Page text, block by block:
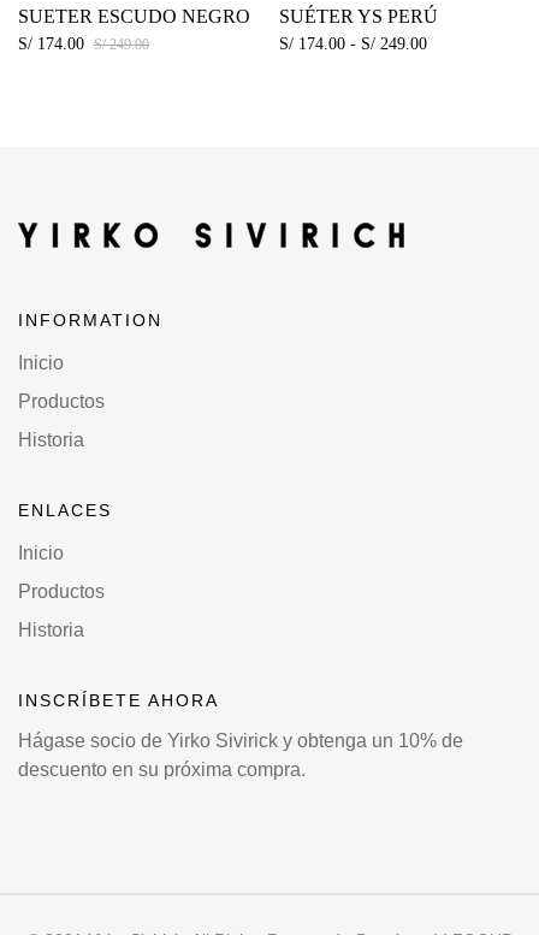
SUETER ESCUDO NEGRO
S/249.00
S/ 174.00
SUÉTER YS PERÚ
S/174.00 - S/249.00
INFORMATION
Inicio
Productos
Historia
ENLACES
Inicio
Productos
Historia
INSCRÍBETE AHORA
Hágase socio de Yirko Sivirick y obtenga un 10% de
descuento en su próxima compra.